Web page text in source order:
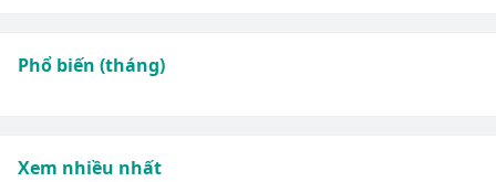
Phổ biến (tháng)
Xem nhiều nhất